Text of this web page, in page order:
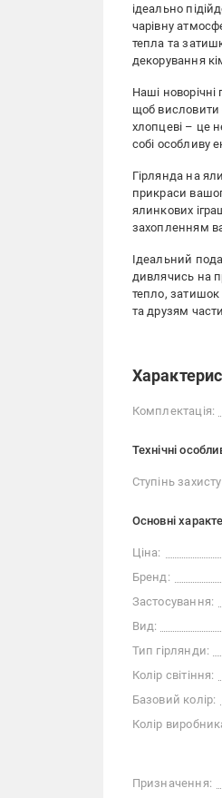
ідеально
чарівну
тепла та
декорування
Наші
щоб висловити
хлопцеві – це
собі особливу
Гірлянда на
прикраси
ялинкових
захопленням
Ідеальний
дивлячись на
тепло,
та друзям
Комплектація:
Технічні
Ступінь
Основні
Ціна:
Бренд:
Застосування:
Вид:
Тип гірлянди:
Колір світіння:
Базовий колір:
Колір
Призначення: